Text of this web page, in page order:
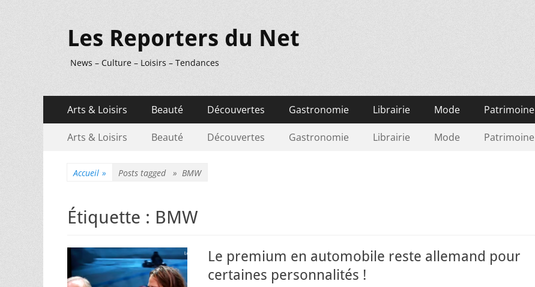
Les Reporters du Net
News – Culture – Loisirs – Tendances
Menu
principal
contenu
Arts & Loisirs Beauté Découvertes Gastronomie Librairie Mode Patrimoine
Menu
Arts & Loisirs Beauté Découvertes Gastronomie Librairie Mode Patrimoine
Accueil » Posts tagged » BMW
Étiquette : BMW
Le premium en automobile reste allemand pour
certaines personnalités !